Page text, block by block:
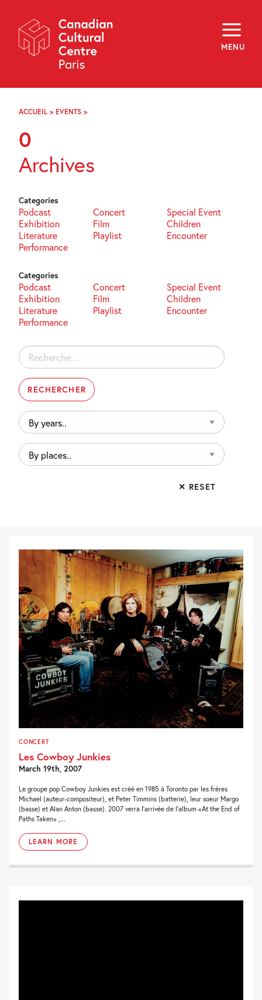
Navigation
MENU
About
Programming
Off-Site
Explore
Archives
FR
ACCUEIL > EVENTS >
0
Archives
Categories
Podcast Concert
Special Event
Exhibition
Film
Children
Literature
Playlist
Encounter
Performance
Categories
Podcast Concert
Special Event
Exhibition
Film
Children
Literature
Playlist
Encounter
Performance
Rechercher :
By
years..
By
places..
✕ RESET
CONCERT
Les Cowboy Junkies
March 19th, 2007
Le groupe pop Cowboy Junkies est créé en 1985 à Toronto par les frères
Michael (auteur-compositeur), et Peter Timmins (batterie), leur soeur Margo
(basse) et Alan Anton (basse). 2007 verra l'arrivée de l'album «At the End of
Paths Taken» ,...
LEARN MORE